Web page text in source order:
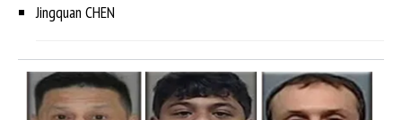
Jingquan CHEN